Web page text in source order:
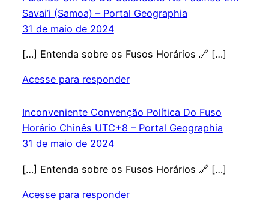
Savai’i (Samoa) – Portal Geographia
31 de maio de 2024
[…] Entenda sobre os Fusos Horários 🔗 […]
Acesse para responder
Inconveniente Convenção Política Do Fuso
Horário Chinês UTC+8 – Portal Geographia
31 de maio de 2024
[…] Entenda sobre os Fusos Horários 🔗 […]
Acesse para responder